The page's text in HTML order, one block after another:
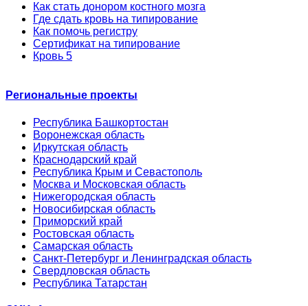
Как стать донором костного мозга
Где сдать кровь на типирование
Как помочь регистру
Сертификат на типирование
Кровь 5
Региональные проекты
Республика Башкортостан
Воронежская область
Иркутская область
Краснодарский край
Республика Крым и Севастополь
Москва и Московская область
Нижегородская область
Новосибирская область
Приморский край
Ростовская область
Самарская область
Санкт-Петербург и Ленинградская область
Свердловская область
Республика Татарстан